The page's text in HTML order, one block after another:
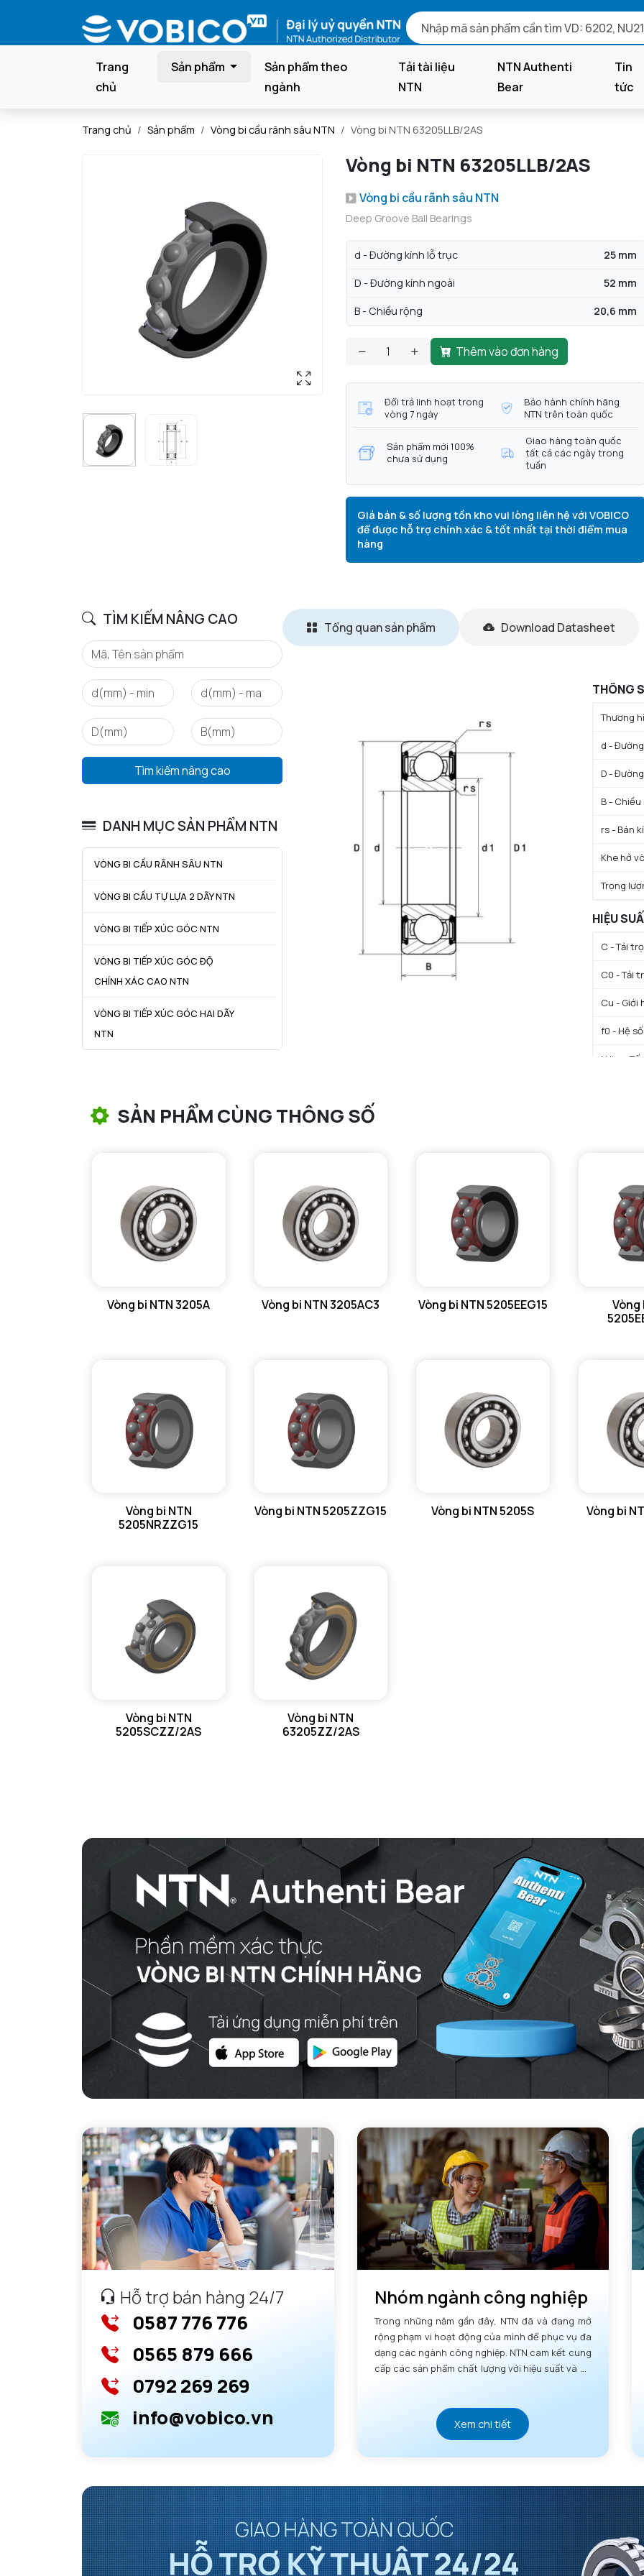
Trang
chủ
Sản phẩm
Sản phẩm theo
ngành
Tải tài liệu
NTN
NTN Authenti
Bear
Tin
tức
Trang chủ Sản phẩm Vòng bi cầu rãnh sâu NTN Vòng bi NTN 63205LLB/2AS
Vòng bi NTN 63205LLB/2AS
Vòng bi cầu rãnh sâu NTN
Deep Groove Ball Bearings
d - Đường kính lỗ trục 25 mm
D - Đường kính ngoài 52 mm
B - Chiều rộng 20,6 mm
Thêm vào đơn hàng
Đổi trả linh hoạt trong
vòng 7 ngày
Bảo hành chính hãng
NTN trên toàn quốc
Sản phẩm mới 100%
chưa sử dụng
Giao hàng toàn quốc
tất cả các ngày trong
tuần
Giá bán & số lượng tồn kho vui lòng liên hệ với VOBICO
để được hỗ trợ chính xác & tốt nhất tại thời điểm mua
hàng
TÌM KIẾM NÂNG CAO
Tìm kiếm nâng cao
DANH MỤC SẢN PHẨM NTN
VÒNG BI CẦU RÃNH SÂU NTN
VÒNG BI CẦU TỰ LỰA 2 DÃY NTN
VÒNG BI TIẾP XÚC GÓC NTN
VÒNG BI TIẾP XÚC GÓC ĐỘ
CHÍNH XÁC CAO NTN
VÒNG BI TIẾP XÚC GÓC HAI DÃY
NTN
VÒNG BI ĐŨA TRỤ NTN
VÒNG BI KIM NTN
VÒNG BI CHẶN TRỤC NTN
GỐI ĐỠ NTN
MÁY GIA NHIỆT NTN
Tổng quan sản phẩm Download Datasheet
THÔNG
Thương
d -
D -
B - Chiều
rs - Bán
Khe hở
Trọng
HIỆU
C - Tải
C0 - Tải
Cu - Giới
f0 - Hệ số
N lim -
Da max
ra max
SẢN PHẨM CÙNG THÔNG SỐ
Vòng bi NTN 3205A Vòng bi NTN 3205AC3 Vòng bi NTN 5205EEG15
Vòng
Vòng bi NTN
5205NRZZG15
Vòng bi NTN 5205ZZG15 Vòng bi NTN 5205S Vòng bi
Vòng bi NTN
5205SCZZ/2AS
Vòng bi NTN
63205ZZ/2AS
Hỗ trợ bán hàng 24/7
0587 776 776
0565 879 666
0792 269 269
info@vobico.vn
Nhóm ngành công nghiệp
Trong những năm gần đây, NTN đã và đang mở
rộng phạm vi hoạt động của mình để phục vụ đa
dạng các ngành công nghiệp. NTN cam kết cung
cấp các sản phẩm chất lượng với hiệu suất và độ
Xem chi tiết